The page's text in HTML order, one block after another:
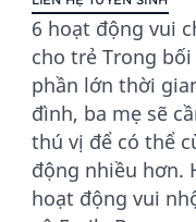
6 hoạt động vui
cho trẻ Trong
phần lớn thời
đình, ba mẹ sẽ
thú vị để có thể
động nhiều hơn.
hoạt động vui